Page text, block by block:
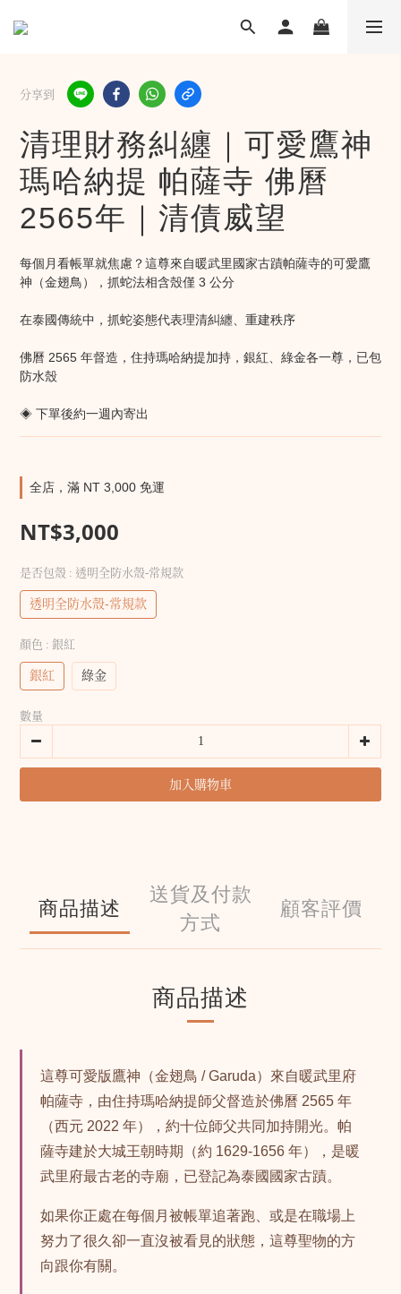
分享到
清理財務糾纏｜可愛鷹神
瑪哈納提 帕薩寺 佛曆
2565年｜清債威望
每個月看帳單就焦慮？這尊來自暖武里國家古蹟帕薩寺的可愛鷹
神（金翅鳥），抓蛇法相含殼僅 3 公分
在泰國傳統中，抓蛇姿態代表理清糾纏、重建秩序
佛曆 2565 年督造，住持瑪哈納提加持，銀紅、綠金各一尊，已包
防水殼
◈ 下單後約一週內寄出
全店，滿 NT 3,000 免運
NT$3,000
是否包殼 : 透明全防水殼-常規款
透明全防水殼-常規款
顏色 : 銀紅
銀紅 綠金
數量
加入購物車
商品描述
送貨及付款
方式
顧客評價
商品描述
這尊可愛版鷹神（金翅鳥 / Garuda）來自暖武里府
帕薩寺，由住持瑪哈納提師父督造於佛曆 2565 年
（西元 2022 年），約十位師父共同加持開光。帕
薩寺建於大城王朝時期（約 1629-1656 年），是暖
武里府最古老的寺廟，已登記為泰國國家古蹟。
如果你正處在每個月被帳單追著跑、或是在職場上
努力了很久卻一直沒被看見的狀態，這尊聖物的方
向跟你有關。